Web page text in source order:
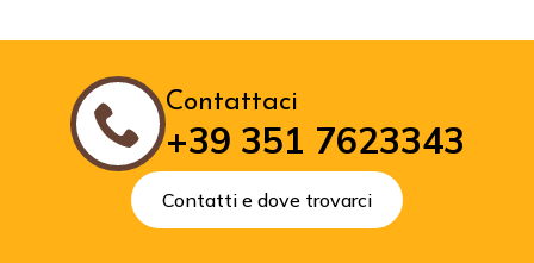
Contattaci
+39 351 7623343
Contatti e dove trovarci